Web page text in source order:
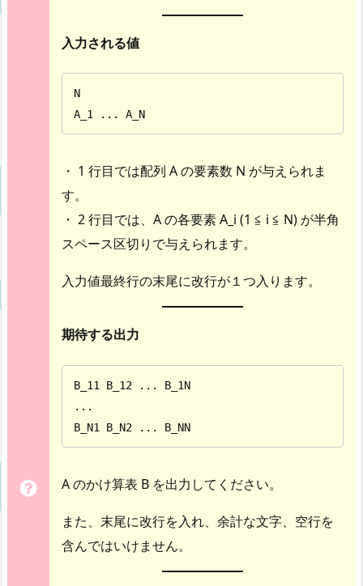
入力される値
N
A_1 ... A_N
・ 1 行目では配列 A の要素数 N が与えられま
す。
・ 2 行目では、A の各要素 A_i (1 ≦ i ≦ N) が半角
スペース区切りで与えられます。
入力値最終行の末尾に改行が１つ入ります。
期待する出力
B_11 B_12 ... B_1N
...
B_N1 B_N2 ... B_NN
A のかけ算表 B を出力してください。
また、末尾に改行を入れ、余計な文字、空行を
含んではいけません。